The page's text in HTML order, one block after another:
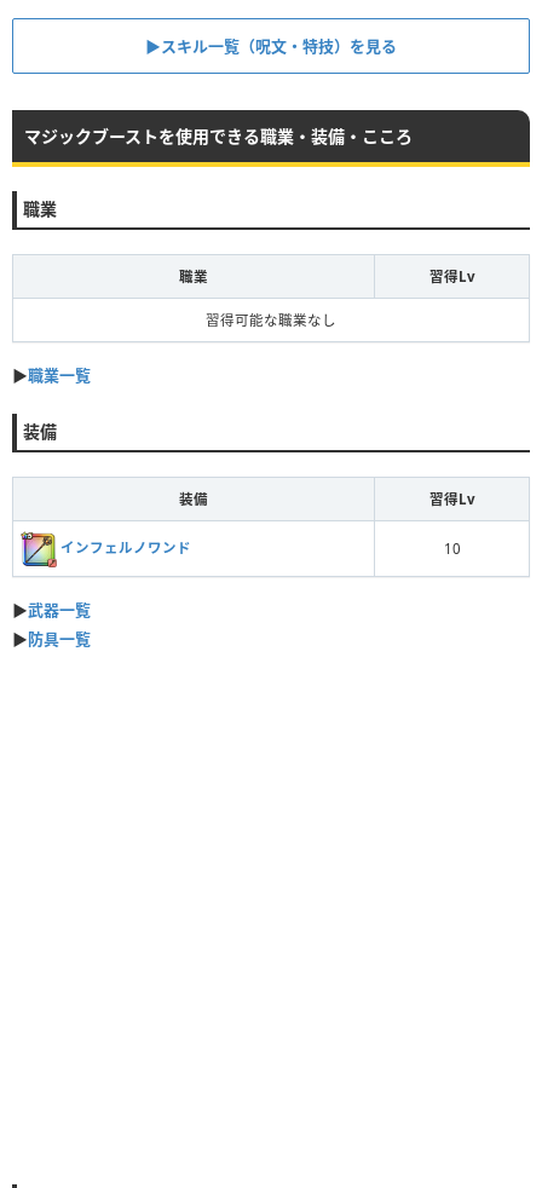
▶︎スキル一覧（呪文・特技）を見る
マジックブーストを使用できる職業・装備・こころ
職業
職業 習得Lv
習得可能な職業なし
▶︎職業一覧
装備
装備 習得Lv
インフェルノワンド 10
▶︎武器一覧
▶︎防具一覧